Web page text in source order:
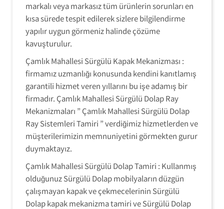
markalı veya markasız tüm ürünlerin sorunları en
kısa sürede tespit edilerek sizlere bilgilendirme
yapılır uygun görmeniz halinde çözüme
kavuşturulur.
Çamlık Mahallesi Sürgülü Kapak Mekanizması :
firmamız uzmanlığı konusunda kendini kanıtlamış
garantili hizmet veren yıllarını bu işe adamış bir
firmadır. Çamlık Mahallesi Sürgülü Dolap Ray
Mekanizmaları ” Çamlık Mahallesi Sürgülü Dolap
Ray Sistemleri Tamiri ” verdiğimiz hizmetlerden ve
müşterilerimizin memnuniyetini görmekten gurur
duymaktayız.
Çamlık Mahallesi Sürgülü Dolap Tamiri : Kullanmış
olduğunuz Sürgülü Dolap mobilyaların düzgün
çalışmayan kapak ve çekmecelerinin Sürgülü
Dolap kapak mekanizma tamiri ve Sürgülü Dolap